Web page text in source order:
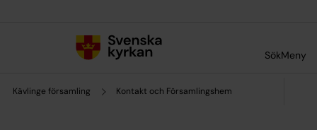
SökMeny
Kävlinge församling Kontakt och Församlingshem